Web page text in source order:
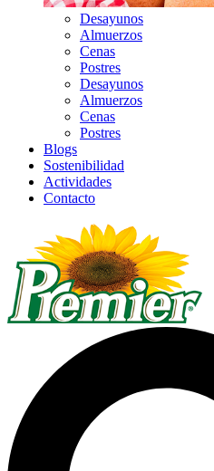
Desayunos
Almuerzos
Cenas
Postres
Desayunos
Almuerzos
Cenas
Postres
Blogs
Sostenibilidad
Actividades
Contacto